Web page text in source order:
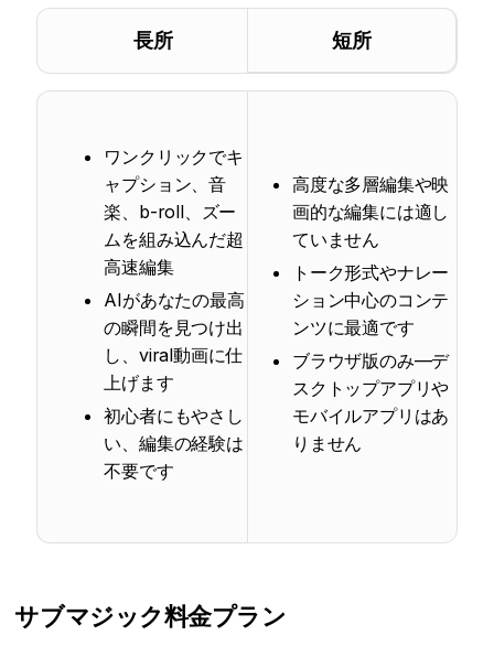
長所 短所
ワンクリックでキ
ャプション、音
楽、b-roll、ズー
ムを組み込んだ超
高速編集
AIがあなたの最高
の瞬間を見つけ出
し、viral動画に仕
上げます
初心者にもやさし
い、編集の経験は
不要です
高度な多層編集や映
画的な編集には適し
ていません
トーク形式やナレー
ション中心のコンテ
ンツに最適です
ブラウザ版のみ—デ
スクトップアプリや
モバイルアプリはあ
りません
サブマジック料金プラン